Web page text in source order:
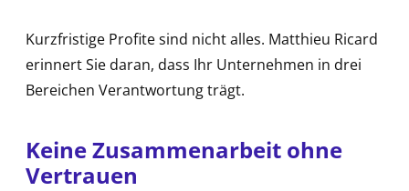
Kurzfristige Profite sind nicht alles. Matthieu Ricard
erinnert Sie daran, dass Ihr Unternehmen in drei
Bereichen Verantwortung trägt.
Keine Zusammenarbeit ohne
Vertrauen